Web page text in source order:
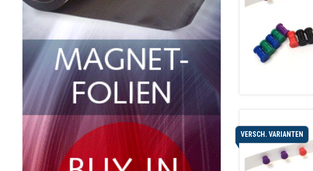
VERSCH. VARIANTEN